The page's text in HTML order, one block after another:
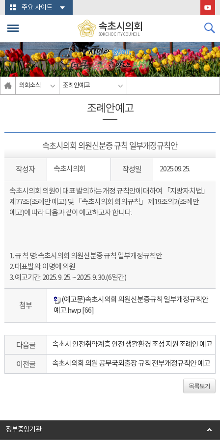
본문바로가기주요 사이트
속초시의회
SOKCHO CITY COUNCIL
의회소식 조례안예고
조례안예고
속초시의회 의원신분증 규칙 일부개정규칙안
작성자 속초시의회 작성일 2025.09.25.
속초시의회 의원이 대표 발의하는 개정 규칙안에 대하여 「지방자치법」
제77조(조례안 예고) 및 「속초시의회 회의규칙」 제19조의2(조례안
예고)에 따라 다음과 같이 예고하고자 합니다.
1. 규 칙 명: 속초시의회 의원신분증 규칙 일부개정규칙안
2. 대표발의: 이명애 의원
3. 예고기간: 2025. 9. 25. ~ 2025. 9. 30.(6일간)
첨부
(예고문)속초시의회 의원신분증규칙 일부개정규칙안
예고.hwp [66]
다음글 속초시 안전취약계층 안전 생활환경 조성 지원 조례안 예고
이전글 속초시의회 의원 공무국외출장 규칙 전부개정규칙안 예고
목록보기
정부중앙기관